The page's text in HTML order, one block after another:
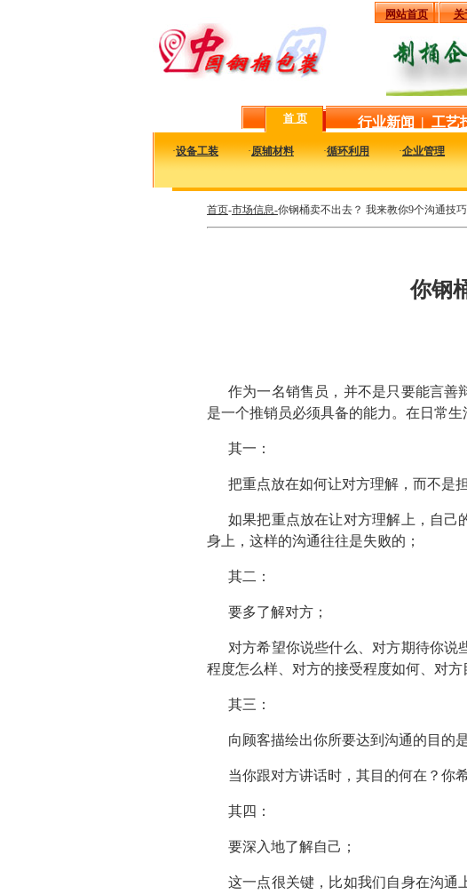
网站首页 关
首 页 行业新闻 | 工艺
·设备工装 ·原辅材料 ·循环利用 ·企业管理
首页-市场信息-你钢桶卖不出去？ 我来教你9个沟通技巧
你钢
作为一名销售员，并不是只要能言善
是一个推销员必须具备的能力。在日常
其一：
把重点放在如何让对方理解，而不是
如果把重点放在让对方理解上，自己
身上，这样的沟通往往是失败的；
其二：
要多了解对方；
对方希望你说些什么、对方期待你说
程度怎么样、对方的接受程度如何、对
其三：
向顾客描绘出你所要达到沟通的目的
当你跟对方讲话时，其目的何在？你
其四：
要深入地了解自己；
这一点很关键，比如我们自身在沟通